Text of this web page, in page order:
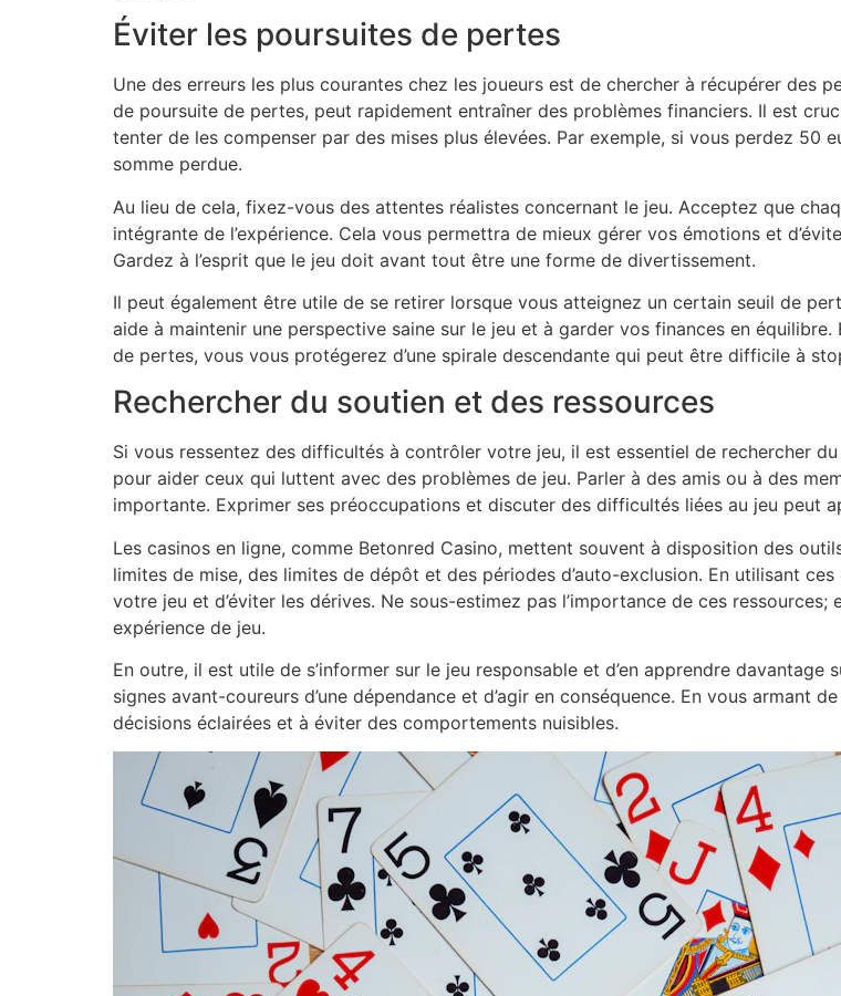
Éviter les poursuites de pertes
Une des erreurs les plus courantes chez les joueurs est de chercher à récupérer des
de poursuite de pertes, peut rapidement entraîner des problèmes financiers. Il est
tenter de les compenser par des mises plus élevées. Par exemple, si vous perdez 50
somme perdue.
Au lieu de cela, fixez-vous des attentes réalistes concernant le jeu. Acceptez que
intégrante de l’expérience. Cela vous permettra de mieux gérer vos émotions et
Gardez à l’esprit que le jeu doit avant tout être une forme de divertissement.
Il peut également être utile de se retirer lorsque vous atteignez un certain seuil de
aide à maintenir une perspective saine sur le jeu et à garder vos finances en
de pertes, vous vous protégerez d’une spirale descendante qui peut être difficile à
Rechercher du soutien et des ressources
Si vous ressentez des difficultés à contrôler votre jeu, il est essentiel de rechercher
pour aider ceux qui luttent avec des problèmes de jeu. Parler à des amis ou à des
importante. Exprimer ses préoccupations et discuter des difficultés liées au jeu peut
Les casinos en ligne, comme Betonred Casino, mettent souvent à disposition des
limites de mise, des limites de dépôt et des périodes d’auto-exclusion. En utilisant
votre jeu et d’éviter les dérives. Ne sous-estimez pas l’importance de ces
expérience de jeu.
En outre, il est utile de s’informer sur le jeu responsable et d’en apprendre
signes avant-coureurs d’une dépendance et d’agir en conséquence. En vous armant
décisions éclairées et à éviter des comportements nuisibles.